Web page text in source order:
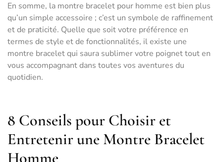
En somme, la montre bracelet pour homme est bien plus
qu’un simple accessoire ; c’est un symbole de raffinement
et de praticité. Quelle que soit votre préférence en
termes de style et de fonctionnalités, il existe une
montre bracelet qui saura sublimer votre poignet tout en
vous accompagnant dans toutes vos aventures du
quotidien.
8 Conseils pour Choisir et
Entretenir une Montre Bracelet
Homme